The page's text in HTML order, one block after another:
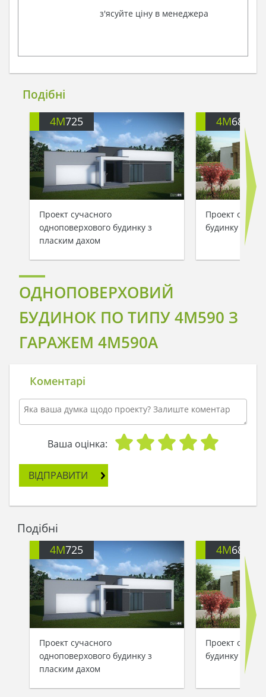
з'ясуйте ціну в менеджера
Подібні
4M725
Проект сучасного
одноповерхового будинку з
пласким дахом
4M680
Проект
будинку
ОДНОПОВЕРХОВИЙ
БУДИНОК ПО ТИПУ 4M590 З
ГАРАЖЕМ 4M590A
Коментарі
Ваша оцінка:
ВІДПРАВИТИ
Подібні
4M725
Проект сучасного
одноповерхового будинку з
пласким дахом
4M680
Проект
будинку